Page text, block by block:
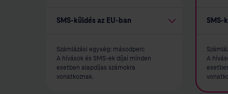
SMS-küldés az EU-ban
Számlázási egység: másodperc
A hívások és SMS-ek díjai minden
esetben alapdíjas számokra
vonatkoznak.
SMS-
A